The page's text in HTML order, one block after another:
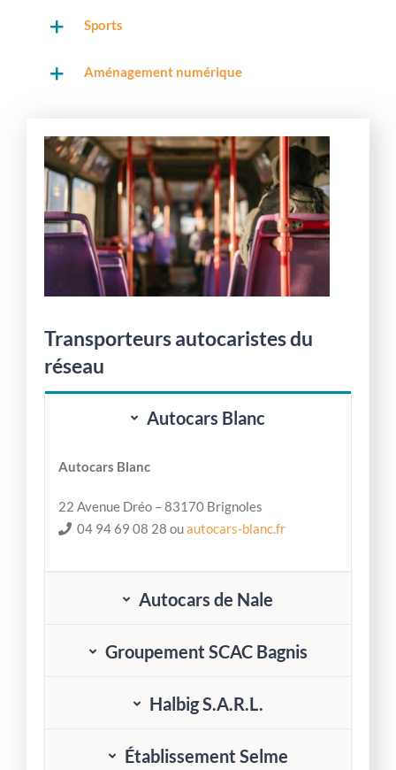
Sports
Aménagement numérique
Transporteurs autocaristes du
réseau
Autocars Blanc
Autocars Blanc
22 Avenue Dréo – 83170 Brignoles
04 94 69 08 28 ouautocars-blanc.fr
Autocars de Nale
Groupement SCAC Bagnis
Halbig S.A.R.L.
Établissement Selme